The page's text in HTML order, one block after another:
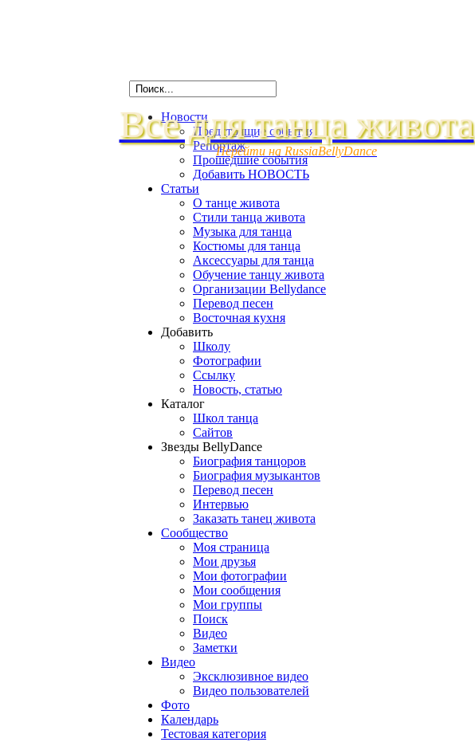
Все для танца живота
Перейти на RussiaBellyDance
Новости
Предстоящие события
Репортаж
Прошедшие события
Добавить НОВОСТЬ
Статьи
О танце живота
Стили танца живота
Музыка для танца
Костюмы для танца
Аксессуары для танца
Обучение танцу живота
Организации Bellydance
Перевод песен
Восточная кухня
Добавить
Школу
Фотографии
Ссылку
Новость, статью
Каталог
Школ танца
Сайтов
Звезды BellyDance
Биография танцоров
Биография музыкантов
Перевод песен
Интервью
Заказать танец живота
Сообщество
Моя страница
Мои друзья
Мои фотографии
Мои сообщения
Мои группы
Поиск
Видео
Заметки
Видео
Эксклюзивное видео
Видео пользователей
Фото
Календарь
Тестовая категория